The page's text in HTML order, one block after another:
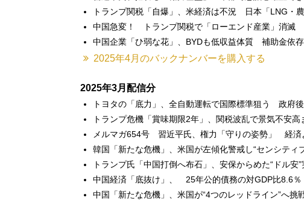
トランプ関税「自爆」、米経済は不況 日本「LNG・
中国急変！ トランプ関税で「ローエンド産業」消滅
中国企業「ひ弱な花」、BYDも低収益体質 補助金依存
2025年4月のバックナンバーを購入する
2025年3月配信分
トヨタの「底力」、全自動運転で国際標準狙う 政府後
トランプ危機「賞味期限2年」、関税波乱で景気不安
メルマガ654号 習近平氏、権力「守りの姿勢」 経済
韓国「新たな危機」、米国が左傾化警戒し“センシテ
トランプ氏「中国打倒へ布石」、安保からめた“ドル
中国経済「底抜け」、 25年公的債務の対GDP比8.6
中国「新たな危機」、米国が“4つのレッドライン”へ